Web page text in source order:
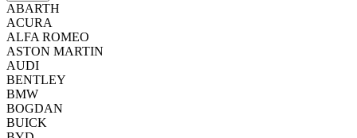
ABARTH
ACURA
ALFA ROMEO
ASTON MARTIN
AUDI
BENTLEY
BMW
BOGDAN
BUICK